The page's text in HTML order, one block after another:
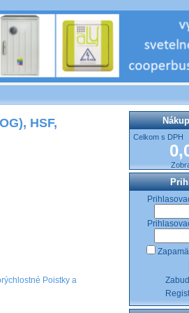
HSF,
Poistky a
Celkom s DPH